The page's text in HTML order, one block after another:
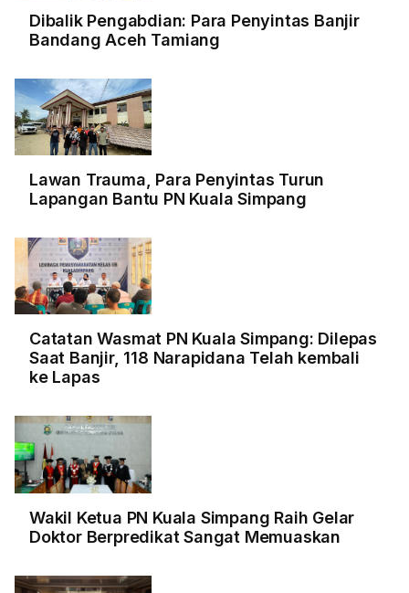
Dibalik Pengabdian: Para Penyintas Banjir
Bandang Aceh Tamiang
Lawan Trauma, Para Penyintas Turun
Lapangan Bantu PN Kuala Simpang
Catatan Wasmat PN Kuala Simpang: Dilepas
Saat Banjir, 118 Narapidana Telah kembali
ke Lapas
Wakil Ketua PN Kuala Simpang Raih Gelar
Doktor Berpredikat Sangat Memuaskan